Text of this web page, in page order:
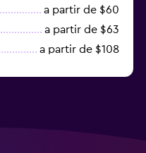
a partir de $60
a partir de $63
a partir de $108